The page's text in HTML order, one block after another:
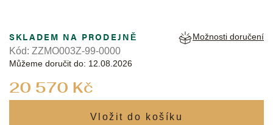
20 570 Kč
SKLADEM NA PRODEJNĚ
Můžeme doručit do: 12.08.2026
Možnosti doručení
Kód: ZZMO003Z-99-0000